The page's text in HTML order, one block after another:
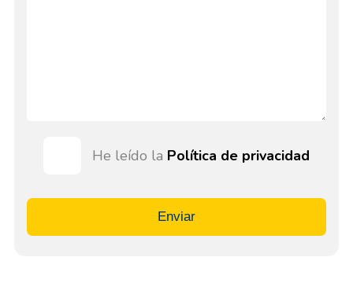
He leído la Política de privacidad
Enviar